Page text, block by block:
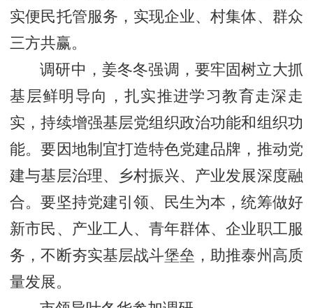
实便民托管服务，实现企业、村集体、群众
三方共赢。
调研中，姜冬冬强调，要牢固树立大抓
基层鲜明导向，扎实推进学习教育走深走
实，持续增强基层党组织政治功能和组织功
能。要因地制宜打造特色党建品牌，推动党
建与基层治理、乡村振兴、产业发展深度融
合。要坚持党建引领、民生为本，统筹做好
新市民、产业工人、青年群体、企业职工服
务，不断夯实基层战斗堡垒，助推泰州高质
量发展。